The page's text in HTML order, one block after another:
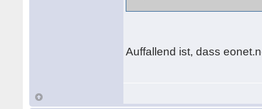
Auffallend ist, dass